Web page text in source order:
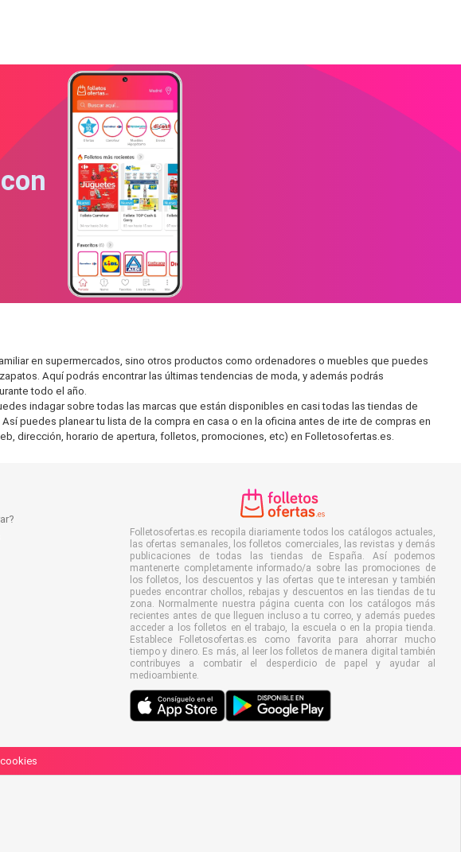
en supermercados, sino otros productos como ordenadores o muebles que puedes
Aquí podrás encontrar las últimas tendencias de moda, y además podrás
todo el año.
indagar sobre todas las marcas que están disponibles en casi todas las tiendas de
puedes planear tu lista de la compra en casa o en la oficina antes de irte de compras en
dirección, horario de apertura, folletos, promociones, etc) en Folletosofertas.es.
Folletosofertas.es recopila diariamente todos los catálogos actuales,
las ofertas semanales, los folletos comerciales, las revistas y demás
publicaciones de todas las tiendas de España. Así podemos
mantenerte completamente informado/a sobre las promociones de
los folletos, los descuentos y las ofertas que te interesan y también
puedes encontrar chollos, rebajas y descuentos en las tiendas de tu
zona. Normalmente nuestra página cuenta con los catálogos más
recientes antes de que lleguen incluso a tu correo, y además puedes
acceder a los folletos en el trabajo, la escuela o en la propia tienda.
Establece Folletosofertas.es como favorita para ahorrar mucho
tiempo y dinero. Es más, al leer los folletos de manera digital también
contribuyes a combatir el desperdicio de papel y ayudar al
medioambiente.